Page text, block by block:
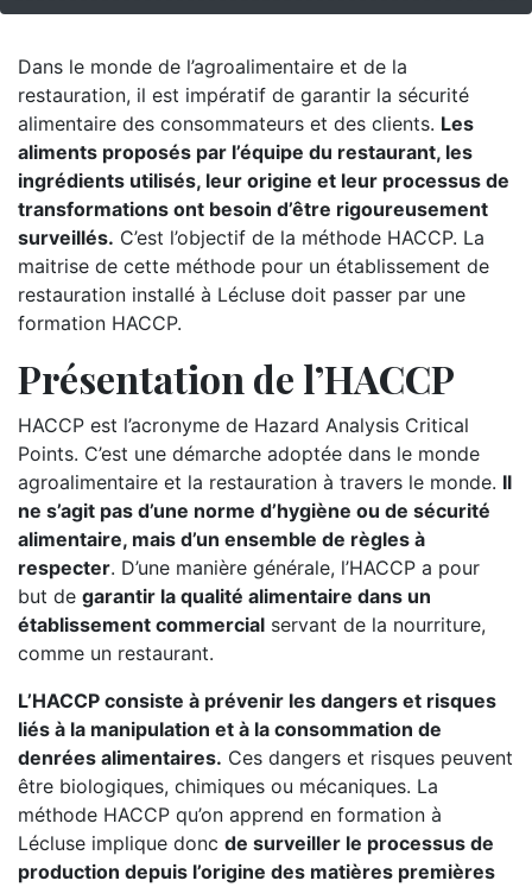
Dans le monde de l’agroalimentaire et de la
restauration, il est impératif de garantir la sécurité
alimentaire des consommateurs et des clients. Les
aliments proposés par l’équipe du restaurant, les
ingrédients utilisés, leur origine et leur processus de
transformations ont besoin d’être rigoureusement
surveillés. C’est l’objectif de la méthode HACCP. La
maitrise de cette méthode pour un établissement de
restauration installé à Lécluse doit passer par une
formation HACCP.
Présentation de l’HACCP
HACCP est l’acronyme de Hazard Analysis Critical
Points. C’est une démarche adoptée dans le monde
agroalimentaire et la restauration à travers le monde. Il
ne s’agit pas d’une norme d’hygiène ou de sécurité
alimentaire, mais d’un ensemble de règles à
respecter. D’une manière générale, l’HACCP a pour
but de garantir la qualité alimentaire dans un
établissement commercial servant de la nourriture,
comme un restaurant.
L’HACCP consiste à prévenir les dangers et risques
liés à la manipulation et à la consommation de
denrées alimentaires. Ces dangers et risques peuvent
être biologiques, chimiques ou mécaniques. La
méthode HACCP qu’on apprend en formation à
Lécluse implique donc de surveiller le processus de
production depuis l’origine des matières premières